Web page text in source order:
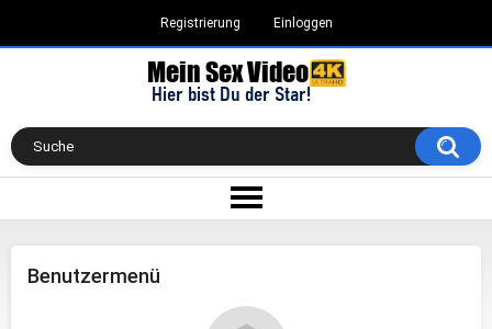
Registrierung Einloggen
Benutzermenü